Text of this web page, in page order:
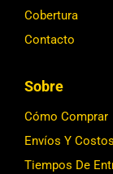
Cobertura
Contacto
Sobre
Cómo Comprar
Envíos Y Costos
Tiempos De